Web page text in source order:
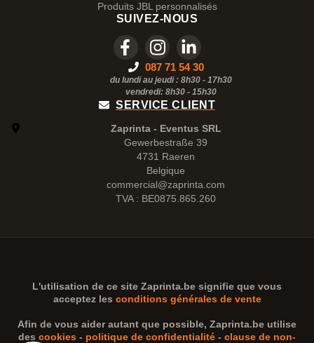
Produits JBL personnalisés
SUIVEZ-NOUS
087 71 54 30
du lundi au jeudi : 8h30 - 17h30
vendredi: 8h30 - 15h30
SERVICE CLIENT
Zaprinta - Eventus SRL
Gewerbestraße 39
4731 Raeren
Belgique
commercial@zaprinta.com
TVA : BE0875.865.260
L'utilisation de ce site Zaprinta.be signifie que vous
acceptez les conditions générales de vente
Afin de vous aider autant que possible, Zaprinta.be utilise
des cookies - politique de confidentialité - clause de non-